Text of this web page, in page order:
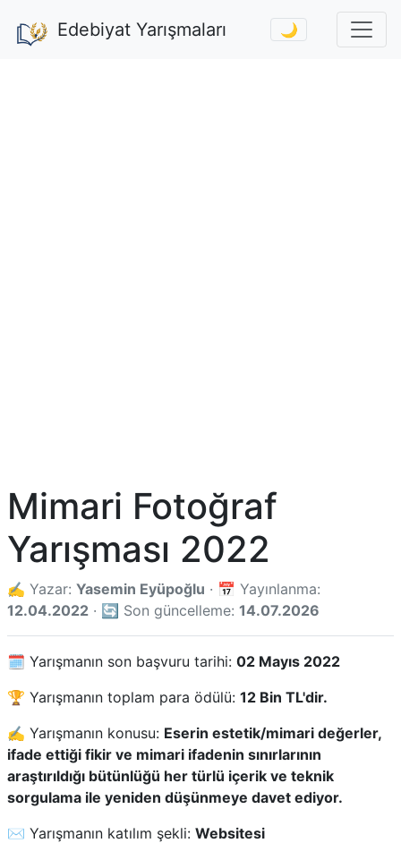
Edebiyat Yarışmaları 🌙
Mimari Fotoğraf
Yarışması 2022
✍️ Yazar: Yasemin Eyüpoğlu · 📅 Yayınlanma:
12.04.2022 · 🔄 Son güncelleme: 14.07.2026
🗓️ Yarışmanın son başvuru tarihi: 02 Mayıs 2022
🏆 Yarışmanın toplam para ödülü: 12 Bin TL'dir.
✍️ Yarışmanın konusu: Eserin estetik/mimari değerler,
ifade ettiği fikir ve mimari ifadenin sınırlarının
araştırıldığı bütünlüğü her türlü içerik ve teknik
sorgulama ile yeniden düşünmeye davet ediyor.
✉️ Yarışmanın katılım şekli: Websitesi